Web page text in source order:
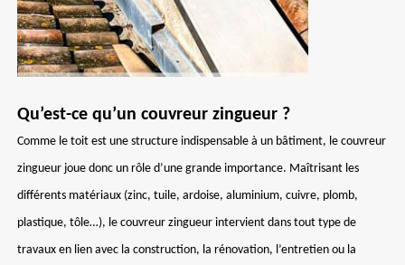
Qu’est-ce qu’un couvreur zingueur ?
Comme le toit est une structure indispensable à un bâtiment, le couvreur
zingueur joue donc un rôle d’une grande importance. Maîtrisant les
différents matériaux (zinc, tuile, ardoise, aluminium, cuivre, plomb,
plastique, tôle…), le couvreur zingueur intervient dans tout type de
travaux en lien avec la construction, la rénovation, l’entretien ou la